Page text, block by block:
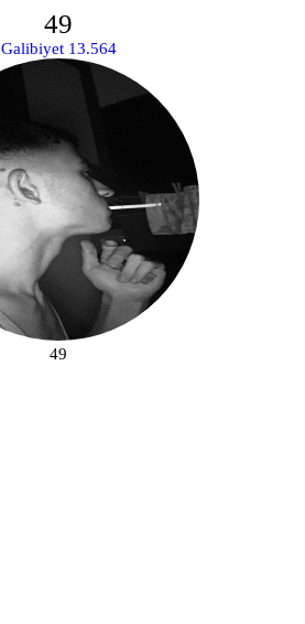
49
Galibiyet 13.564
49